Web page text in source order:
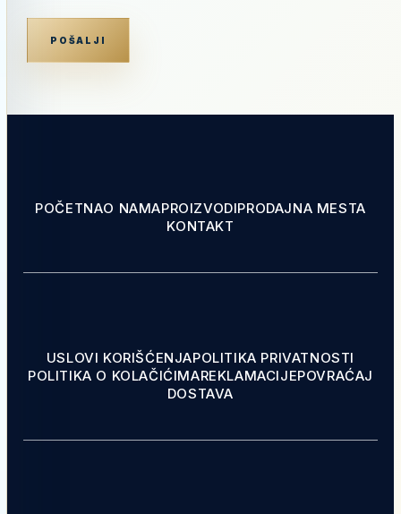
POČETNAO NAMAPROIZVODIPRODAJNA MESTA
KONTAKT
USLOVI KORIŠĆENJAPOLITIKA PRIVATNOSTI
POLITIKA O KOLAČIĆIMAREKLAMACIJEPOVRAĆAJ
DOSTAVA